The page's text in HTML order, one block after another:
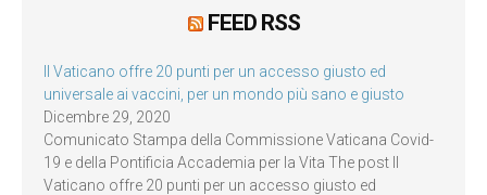
FEED RSS
Il Vaticano offre 20 punti per un accesso giusto ed
universale ai vaccini, per un mondo più sano e giusto
Dicembre 29, 2020
Comunicato Stampa della Commissione Vaticana Covid-
19 e della Pontificia Accademia per la Vita The post Il
Vaticano offre 20 punti per un accesso giusto ed